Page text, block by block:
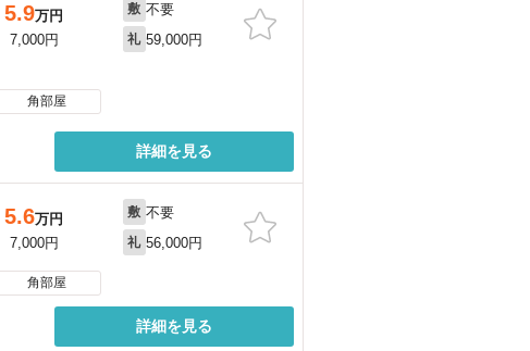
5.9万円
7,000円
敷 不要
礼 59,000円
角部屋
詳細を見る
5.6万円
7,000円
敷 不要
礼 56,000円
角部屋
詳細を見る